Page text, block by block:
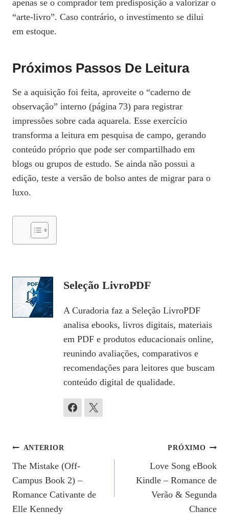
apenas se o comprador tem predisposição a valorizar o
“arte‑livro”. Caso contrário, o investimento se dilui
em estoque.
Próximos Passos De Leitura
Se a aquisição foi feita, aproveite o “caderno de
observação” interno (página 73) para registrar
impressões sobre cada aquarela. Esse exercício
transforma a leitura em pesquisa de campo, gerando
conteúdo próprio que pode ser compartilhado em
blogs ou grupos de estudo. Se ainda não possui a
edição, teste a versão de bolso antes de migrar para o
luxo.
Seleção LivroPDF
A Curadoria faz a Seleção LivroPDF
analisa ebooks, livros digitais, materiais
em PDF e produtos educacionais online,
reunindo avaliações, comparativos e
recomendações para leitores que buscam
conteúdo digital de qualidade.
Navegação
De
Post
ANTERIOR
The Mistake (Off-
Campus Book 2) –
Romance Cativante de
Elle Kennedy
PRÓXIMO
Love Song eBook
Kindle – Romance de
Verão & Segunda
Chance